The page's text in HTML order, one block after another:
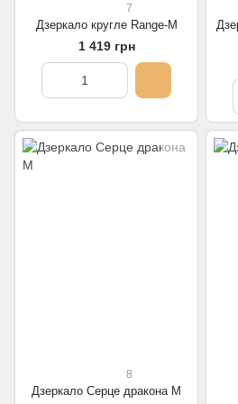
7
Дзеркало кругле Range-M
1 419 грн
8
Дзеркало Серце дракона M